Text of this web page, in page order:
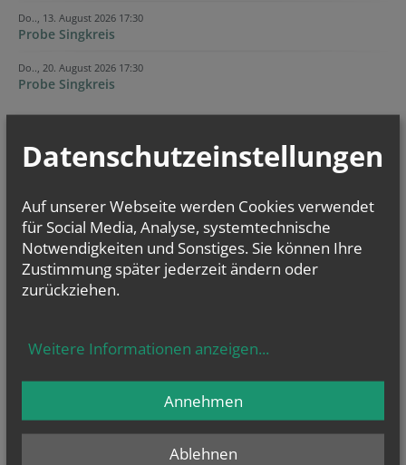
Do.., 13. August 2026 17:30
Probe Singkreis
Do.., 20. August 2026 17:30
Probe Singkreis
von heute
Mt 17, 1–9 Fest der Verklärung des Herrn
Die Glocken unserer Pfarre
Datenschutzeinstellungen
Auf unserer Webseite werden Cookies verwendet
für Social Media, Analyse, systemtechnische
Notwendigkeiten und Sonstiges. Sie können Ihre
Zustimmung später jederzeit ändern oder
zurückziehen.
Weitere Informationen anzeigen...
Ablehnen
Annehmen